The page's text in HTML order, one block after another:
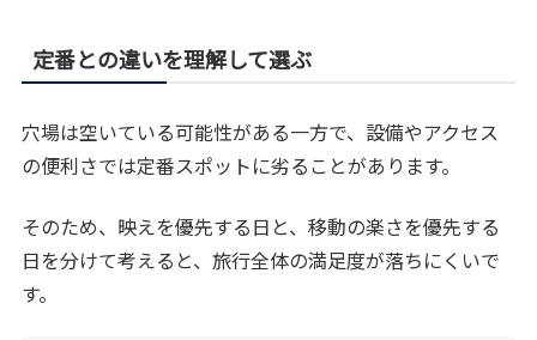
定番との違いを理解して選ぶ
穴場は空いている可能性がある一方で、設備やアクセス
の便利さでは定番スポットに劣ることがあります。
そのため、映えを優先する日と、移動の楽さを優先する
日を分けて考えると、旅行全体の満足度が落ちにくいで
す。